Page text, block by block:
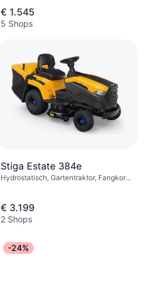
€ 1.545
5 Shops
Stiga Estate 384e
Hydrostatisch, Gartentraktor, Fangkorb,
€ 3.199
2 Shops
-24%